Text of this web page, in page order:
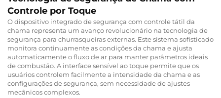
Controle por Toque
O dispositivo integrado de segurança com controle tátil da
chama representa um avanço revolucionário na tecnologia de
segurança para churrasqueiras externas. Este sistema sofisticado
monitora continuamente as condições da chama e ajusta
automaticamente o fluxo de ar para manter parâmetros ideais
de combustão. A interface sensível ao toque permite que os
usuários controlem facilmente a intensidade da chama e as
configurações de segurança, sem necessidade de ajustes
mecânicos complexos.